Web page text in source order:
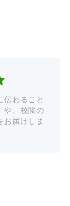
伝わること
や、校閲の
届けしま